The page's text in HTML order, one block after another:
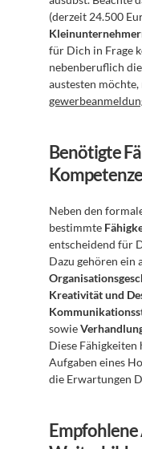
für Dich in Frage
nebenberuflich
Benötigte
Neben den
bestimmte
entscheidend für
Kreativität und
sowie
Diese
Aufgaben eines
die Erwartungen
Empfohlene